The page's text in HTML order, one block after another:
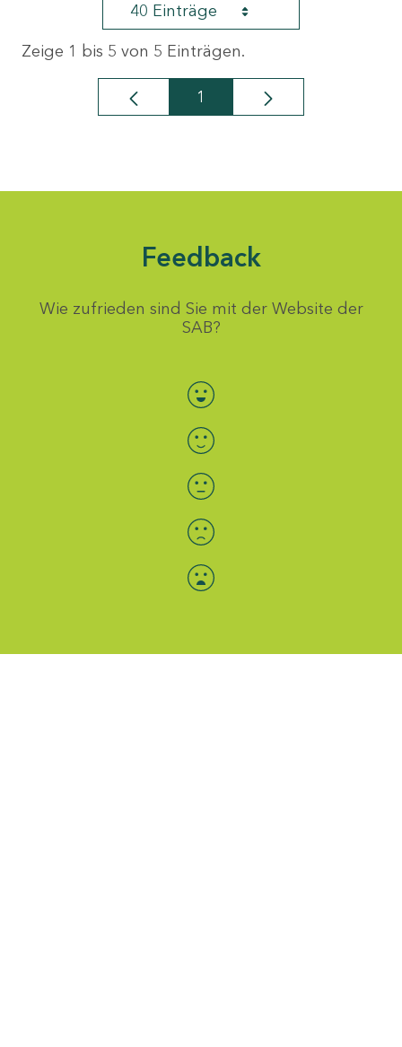
40 Einträge
Zeige 1 bis 5 von 5 Einträgen.
Seite
1
Feedback
Wie zufrieden sind Sie mit der Website der
SAB?
Bewertung auswählen